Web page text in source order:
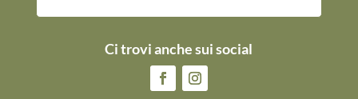
Ci trovi anche sui social